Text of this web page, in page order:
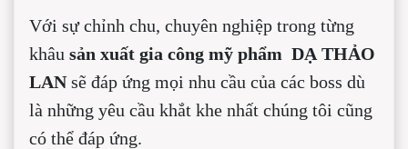
Với sự chỉnh chu, chuyên nghiệp trong từng
khâu sản xuất gia công mỹ phẩm DẠ THẢO
LANsẽ đáp ứng mọi nhu cầu của các boss dù
là những yêu cầu khắt khe nhất chúng tôi cũng
có thể đáp ứng.